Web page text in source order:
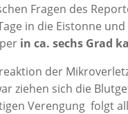
Fragen des
in die Eistonne
in ca. sechs Grad
der
ziehen sich die
Verengung folgt